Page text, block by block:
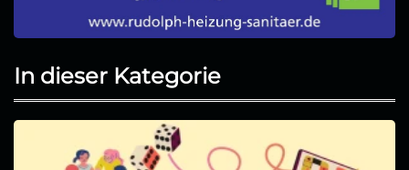
In dieser Kategorie